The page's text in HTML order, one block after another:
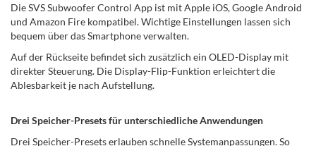
Die SVS Subwoofer Control App ist mit Apple iOS, Google Android
und Amazon Fire kompatibel. Wichtige Einstellungen lassen sich
bequem über das Smartphone verwalten.
Auf der Rückseite befindet sich zusätzlich ein OLED-Display mit
direkter Steuerung. Die Display-Flip-Funktion erleichtert die
Ablesbarkeit je nach Aufstellung.
Drei Speicher-Presets für unterschiedliche Anwendungen
Drei Speicher-Presets erlauben schnelle Systemanpassungen. So